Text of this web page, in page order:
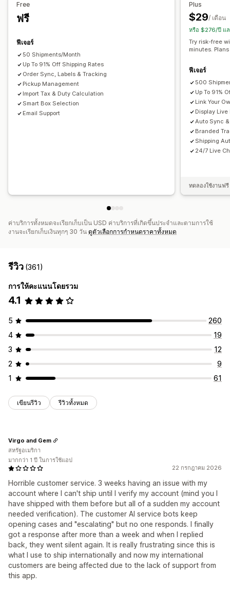
Free
ฟรี
ฟีเจอร์
50 Shipments/Month
Up To 91% Off Shipping Rates
Order Sync, Labels & Tracking
Pickup Management
Import Tax & Duty Calculation
Smart Box Selection
Email Support
Plus
$29/ เดือน
หรือ $276/ปี แล
Try risk-free
minutes.
ฟีเจอร์
500
Up To 91%
Link Your
Display
Auto Sync
Branded
Shipping
24/7 Live
ทดลองใช้งานฟ
ค่าบริการทั้งหมดจะเรียกเก็บเป็น USD ค่าบริการที่เกิดขึ้นประจำและตามการใช้
งานจะเรียกเก็บเงินทุกๆ 30 วัน ดูตัวเลือกการกำหนดราคาทั้งหมด
รีวิว (361)
การให้คะแนนโดยรวม
4.1
5
260
4
19
3
12
2
9
1
61
เขียนรีวิว รีวิวทั้งหมด
22 กรกฎาคม 2026
Horrible customer service. 3 weeks having an issue with my
account where I can't ship until I verify my account (mind you I
have shipped with them before but all of a sudden my account
needed verification). The customer AI service bots keep
opening cases and "escalating" but no one responds. I finally
got a response after more than a week and when I replied
back, they went silent again. It is really frustrating since this is
what I use to ship internationally and now my international
customers are being affected due to the lack of support from
this app.
Virgo and Gem
สหรัฐอเมริกา
มากกว่า 1 ปี ในการใช้แอป